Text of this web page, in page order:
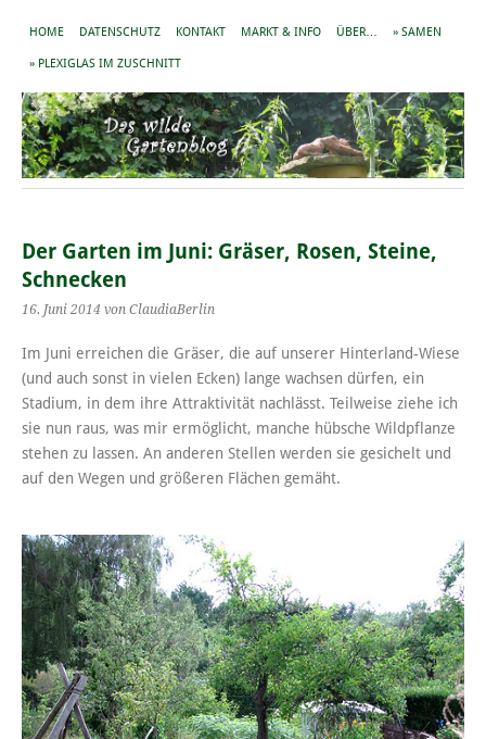
HOME DATENSCHUTZ KONTAKT MARKT & INFO ÜBER… » SAMEN
» PLEXIGLAS IM ZUSCHNITT
Der Garten im Juni: Gräser, Rosen, Steine,
Schnecken
16. Juni 2014 von ClaudiaBerlin
Im Juni erreichen die Gräser, die auf unserer Hinterland-Wiese
(und auch sonst in vielen Ecken) lange wachsen dürfen, ein
Stadium, in dem ihre Attraktivität nachlässt. Teilweise ziehe ich
sie nun raus, was mir ermöglicht, manche hübsche Wildpflanze
stehen zu lassen. An anderen Stellen werden sie gesichelt und
auf den Wegen und größeren Flächen gemäht.